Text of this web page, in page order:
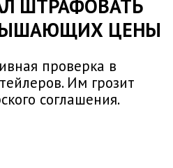
ШТРАФОВАТЬ
ЦЕНЫ
проверка в
Им грозит
соглашения.